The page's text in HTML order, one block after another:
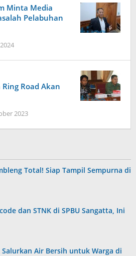
Minta Media
Pelabuhan
Tiga
Road Akan
2023
Total! Siap Tampil Sempurna di
dan STNK di SPBU Sangatta, Ini
Air Bersih untuk Warga di